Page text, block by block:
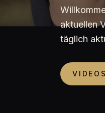
aktuellen
täglich